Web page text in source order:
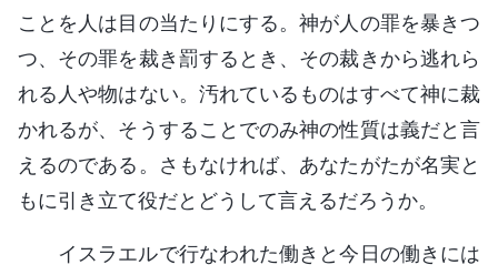
ことを人は目の当たりにする。神が人の罪を暴きつ
つ、その罪を裁き罰するとき、その裁きから逃れら
れる人や物はない。汚れているものはすべて神に裁
かれるが、そうすることでのみ神の性質は義だと言
えるのである。さもなければ、あなたがたが名実と
もに引き立て役だとどうして言えるだろうか。
イスラエルで行なわれた働きと今日の働きには